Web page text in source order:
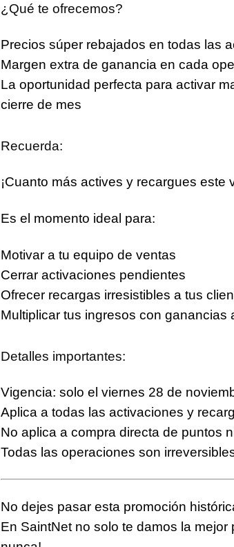
¿Qué te ofrecemos?
Precios súper rebajados en todas las
Margen extra de ganancia en cada
La oportunidad perfecta para activar
cierre de mes
Recuerda:
¡Cuanto más actives y recargues este
Es el momento ideal para:
Motivar a tu equipo de ventas
Cerrar activaciones pendientes
Ofrecer recargas irresistibles a tus
Multiplicar tus ingresos con ganancias
Detalles importantes:
Vigencia: solo el viernes 28 de
Aplica a todas las activaciones y
No aplica a compra directa de puntos
Todas las operaciones son
No dejes pasar esta promoción
En SaintNet no solo te damos la